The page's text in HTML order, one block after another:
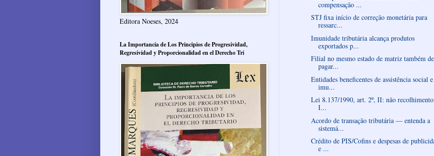
compensação ...
STJ fixa início de correção monetária para
ressarc...
Imunidade tributária alcança produtos
exportados p...
Filial no mesmo estado de matriz também
pagar...
Entidades beneficentes de assistência social e
imu...
Lei 8.137/1990, art. 2º, II: não
I...
Acordo de transação tributária — entenda a
sistemá...
Crédito de PIS/Cofins e despesas de
e ...
Editora Noeses, 2024
La Importancia de Los Principios de Progresividad,
Regresividad y Proporcionalidad en el Derecho Tri